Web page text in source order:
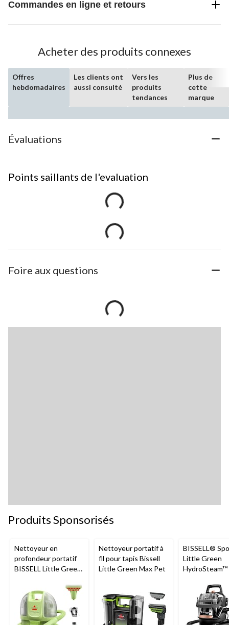
Commandes en ligne et retours
Acheter des produits connexes
Offres
hebdomadaires
Les clients ont
aussi consulté
Vers les
produits
tendances
Plus de
cette
marque
Évaluations
Points saillants de l'evaluation
Foire aux questions
Produits Sponsorisés
Nettoyeur en
profondeur portatif
BISSELL Little Green
tapis et tissus
d'ameublement
Nettoyeur portatif à
fil pour tapis Bissell
Little Green Max Pet
BISSELL®
Little Green
nettoyage en
profondeur
animaux de
compagnie